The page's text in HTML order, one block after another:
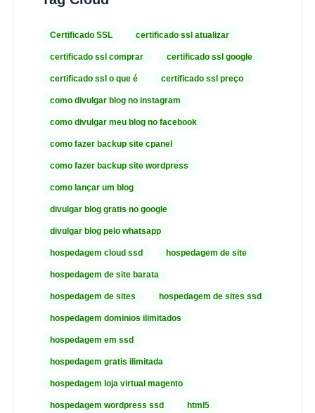
Certificado SSL certificado ssl atualizar
certificado ssl comprar certificado ssl google
certificado ssl o que é certificado ssl preço
como divulgar blog no instagram
como divulgar meu blog no facebook
como fazer backup site cpanel
como fazer backup site wordpress
como lançar um blog
divulgar blog gratis no google
divulgar blog pelo whatsapp
hospedagem cloud ssd hospedagem de site
hospedagem de site barata
hospedagem de sites hospedagem de sites ssd
hospedagem dominios ilimitados
hospedagem em ssd
hospedagem gratis ilimitada
hospedagem loja virtual magento
hospedagem wordpress ssd html5